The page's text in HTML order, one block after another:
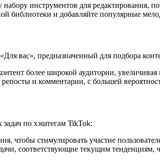
инструментов для
библиотеки и добавляйте популярные
вас», предназначенный для подбора
более широкой аудитории, увеличивая
и комментарии, с большей
по хэштегам TikTok:
чтобы стимулировать участие
соответствующие текущим тенденциям,